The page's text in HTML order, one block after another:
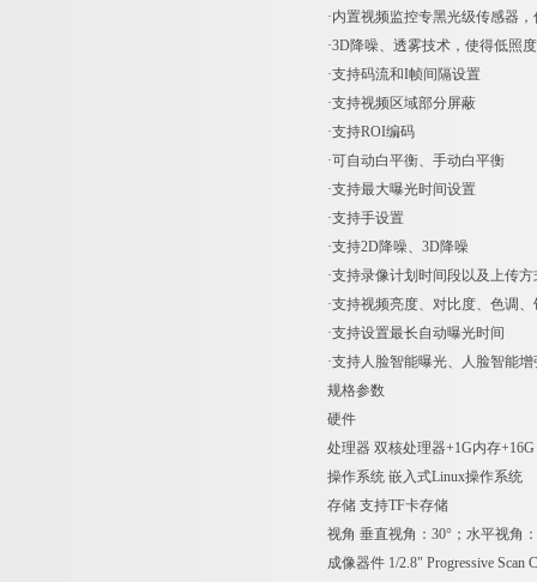
·内置视频监控专黑光级传感器
·3D降噪、透雾技术，使得低照
·支持码流和I帧间隔设置
·支持视频区域部分屏蔽
·支持ROI编码
·可自动白平衡、手动白平衡
·支持最大曝光时间设置
·支持手设置
·支持2D降噪、3D降噪
·支持录像计划时间段以及上传
·支持视频亮度、对比度、色调、
·支持设置最长自动曝光时间
·支持人脸智能曝光、人脸智能
规格参数
硬件
处理器 双核处理器+1G内存
操作系统 嵌入式Linux操作系统
存储 支持TF卡存储
视角 垂直视角：30°；水平视角
成像器件 1/2.8" Progressive Scan